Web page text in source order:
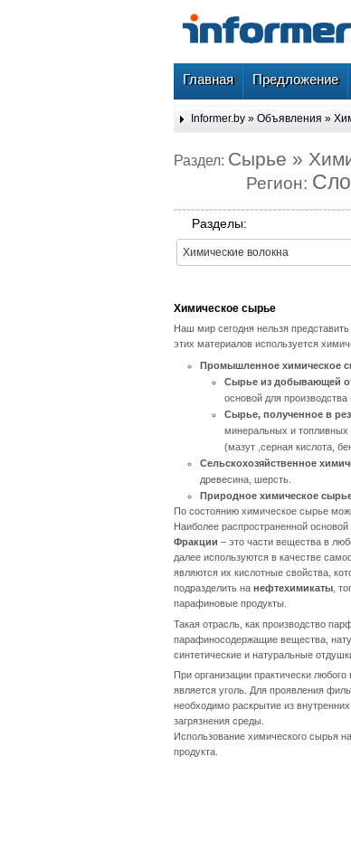
Главная Предложение
Informer.by » Объявления »
Раздел: Сырье »
Регион:
Разделы:
Химические волокна
Химическое сырье
Наш мир сегодня нельзя
этих материалов используется
Промышленное химическое
Сырье из добывающей
основой для производства
Сырье, полученное в
минеральных и топливных
(мазут ,серная кислота,
Сельскохозяйственное
древесина, шерсть.
Природное химическое
По состоянию химическое сырье
Наиболее распространенной
Фракции – это части вещества в
далее используются в качестве
являются их кислотные свойства,
подразделить на нефтехимикаты ,
парафиновые продукты.
Такая отрасль, как производство
парафиносодержащие вещества,
синтетические и натуральные
При организации практически
является уголь. Для проявления
необходимо раскрытие из
загрязнения среды.
Использование химического сырья
продукта.